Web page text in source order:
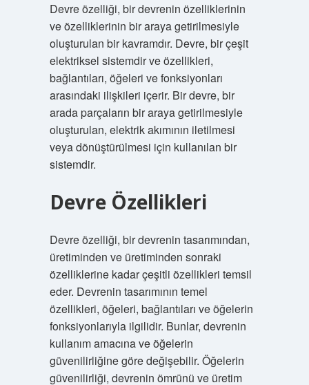
Devre özelliği, bir devrenin özelliklerinin
ve özelliklerinin bir araya getirilmesiyle
oluşturulan bir kavramdır. Devre, bir çeşit
elektriksel sistemdir ve özellikleri,
bağlantıları, öğeleri ve fonksiyonları
arasındaki ilişkileri içerir. Bir devre, bir
arada parçaların bir araya getirilmesiyle
oluşturulan, elektrik akımının iletilmesi
veya dönüştürülmesi için kullanılan bir
sistemdir.
Devre Özellikleri
Devre özelliği, bir devrenin tasarımından,
üretiminden ve üretiminden sonraki
özelliklerine kadar çeşitli özellikleri temsil
eder. Devrenin tasarımının temel
özellikleri, öğeleri, bağlantıları ve öğelerin
fonksiyonlarıyla ilgilidir. Bunlar, devrenin
kullanım amacına ve öğelerin
güvenilirliğine göre değişebilir. Öğelerin
güvenilirliği, devrenin ömrünü ve üretim